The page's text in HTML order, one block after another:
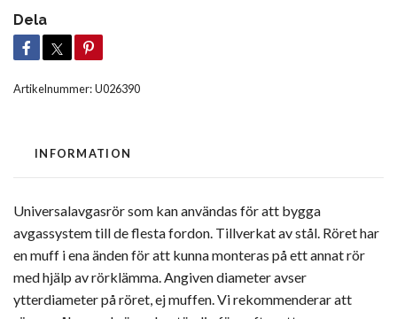
Dela
Artikelnummer:U026390
INFORMATION
Universalavgasrör som kan användas för att bygga
avgassystem till de flesta fordon. Tillverkat av stål. Röret har
en muff i ena änden för att kunna monteras på ett annat rör
med hjälp av rörklämma. Angiven diameter avser
ytterdiameter på röret, ej muffen. Vi rekommenderar att